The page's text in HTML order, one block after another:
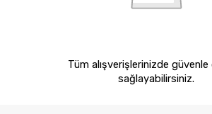
Tüm alışverişlerinizde güvenle
sağlayabilirsiniz.